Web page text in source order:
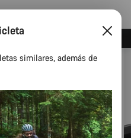
similares, además de